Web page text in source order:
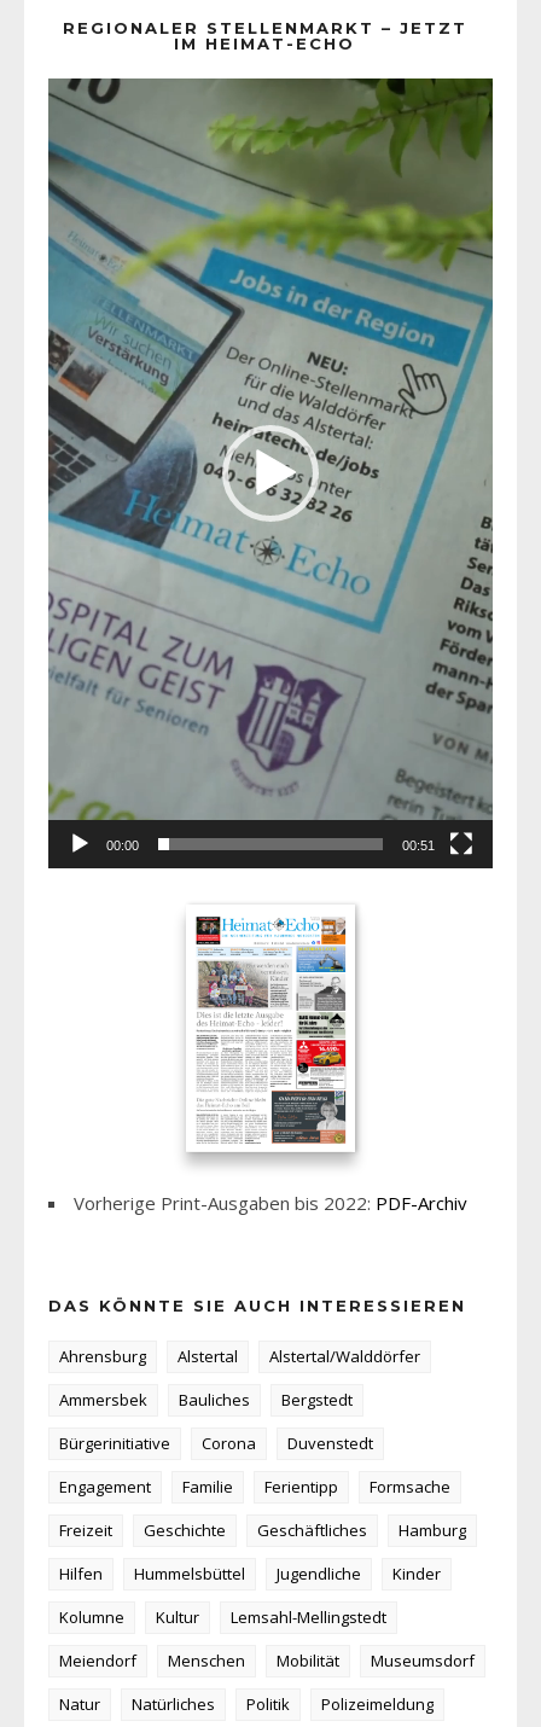
REGIONALER STELLENMARKT – JETZT
IM HEIMAT-ECHO
Player
00:00 00:51
Vorherige Print-Ausgaben bis 2022: PDF-Archiv
DAS KÖNNTE SIE AUCH INTERESSIEREN
Ahrensburg Alstertal
Alstertal/Walddörfer
Ammersbek
Bauliches
Bergstedt
Bürgerinitiative
Corona
Duvenstedt
Engagement
Familie Ferientipp
Formsache
Freizeit
Geschichte Geschäftliches
Hamburg
Hilfen
Hummelsbüttel Jugendliche
Kinder
Kolumne
Kultur
Lemsahl-Mellingstedt
Meiendorf
Menschen Mobilität
Museumsdorf
Natur
Natürliches Politik
Polizeimeldung